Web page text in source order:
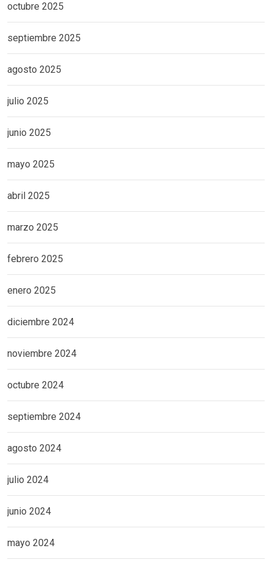
octubre 2025
septiembre 2025
agosto 2025
julio 2025
junio 2025
mayo 2025
abril 2025
marzo 2025
febrero 2025
enero 2025
diciembre 2024
noviembre 2024
octubre 2024
septiembre 2024
agosto 2024
julio 2024
junio 2024
mayo 2024